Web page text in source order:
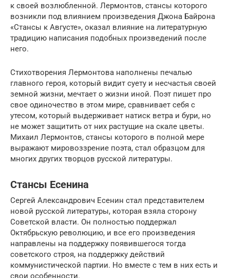
к своей возлюбленной. Лермонтов, стансы которого
возникли под влиянием произведения Джона Байрона
«Стансы к Августе», оказал влияние на литературную
традицию написания подобных произведений после
него.
Стихотворения Лермонтова наполнены печалью
главного героя, который видит суету и несчастья своей
земной жизни, мечтает о жизни иной. Поэт пишет про
свое одиночество в этом мире, сравнивает себя с
утесом, который выдерживает натиск ветра и бури, но
не может защитить от них растущие на скале цветы.
Михаил Лермонтов, стансы которого в полной мере
выражают мировоззрение поэта, стал образцом для
многих других творцов русской литературы.
Стансы Есенина
Сергей Александрович Есенин стал представителем
новой русской литературы, которая взяла сторону
Советской власти. Он полностью поддержал
Октябрьскую революцию, и все его произведения
направлены на поддержку появившегося тогда
советского строя, на поддержку действий
коммунистической партии. Но вместе с тем в них есть и
свои особенности.